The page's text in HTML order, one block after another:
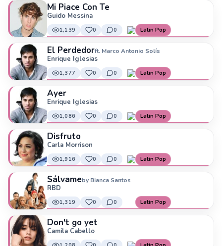
Mi Piace Con Te
Guido Messina
1,139 0 0 Latin Pop
El Perdedorft. Marco Antonio Solís
Enrique Iglesias
1,377 0 0 Latin Pop
Ayer
Enrique Iglesias
1,086 0 0 Latin Pop
Disfruto
Carla Morrison
1,916 0 0 Latin Pop
Sálvameby Bianca Santos
RBD
1,319 0 0 Latin Pop
Don't go yet
Camila Cabello